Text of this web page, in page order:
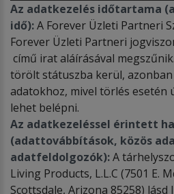
Az adatkezelés időtartama
idő):A Forever Üzleti Partneri
Forever Üzleti Partneri
című irat aláírásával
törölt státuszba kerül,
adatokhoz, mivel törlés esetén
lehet belépni.
Az adatkezeléssel érintett
(adattovábbítások, közös
adatfeldolgozók):A
Living Products, L.L.C (7501 E.
Scottsdale, Arizona 85258)